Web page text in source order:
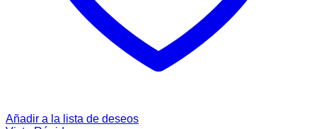
Añadir a la lista de deseos